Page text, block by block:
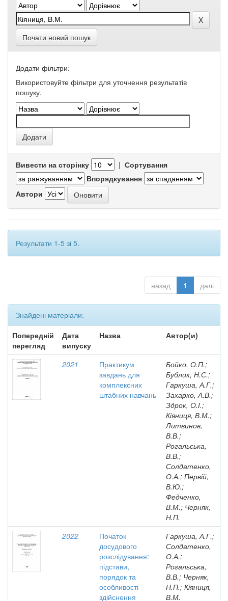
Почати новий пошук
Додати фільтри:
Використовуйте фільтри для уточнення результатів
пошуку.
Вивести на сторінку | Сортування
Впорядкування
Автори
Результати 1-5 зі 5.
назад 1 далі
Знайдені матеріали:
Попередній
перегляд
Дата
випуску
Назва Автор(и)
2021
Практикум
завдань для
комплексних
штабних навчань
Бойко, О.П.;
Бублик, Н.С.;
Гаркуша, А.Г.;
Захарко, А.В.;
Здрок, О.І.;
Кіяниця, В.М.;
Литвинов,
В.В.;
Рогальська,
В.В.;
Солдатенко,
О.А.; Первій,
В.Ю.;
Федченко,
В.М.; Черняк,
Н.П.
2022
Початок
досудового
розслідування:
підстави,
порядок та
особливості
здійснення
Гаркуша, А.Г.;
Солдатенко,
О.А.;
Рогальська,
В.В.; Черняк,
Н.П.; Кіяниця,
В.М.